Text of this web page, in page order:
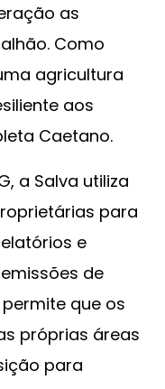
as
Como
agricultura
aos
Caetano.
a Salva utiliza
para
e
de
que os
próprias áreas
para